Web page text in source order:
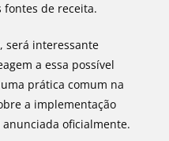
de receita.
será interessante
a essa possível
prática comum na
a implementação
oficialmente.